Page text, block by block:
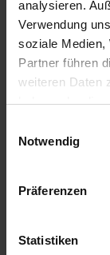
analysieren.
Verwendung
soziale Medien,
Partner führen
weiteren Daten
haben oder die
Notwendig
Präferenzen
Statistiken
MS Douro Queen
grandiose
UNESCO-
Portugal,